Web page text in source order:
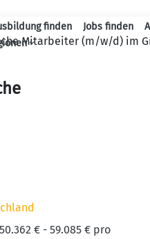
finden Jobs finden
Mitarbeiter (m/w/d) im
50.362 € - 59.085 € pro